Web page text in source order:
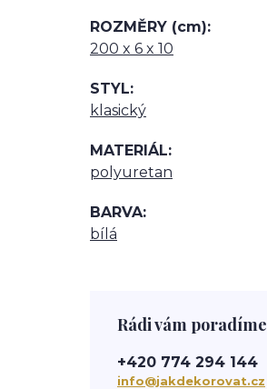
ROZMĚRY (cm)
200 x 6 x 10
STYL
klasický
MATERIÁL
polyuretan
BARVA
bílá
Rádi vám poradíme
+420 774 294 144
info@jakdekorovat.cz